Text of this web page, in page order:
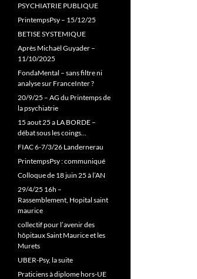
PSYCHIATRIE PUBLIQUE
PrintempsPsy – 15/12/25
BETISE SYSTEMIQUE
Après Michaël Guyader –
11/10/2025
FondaMental – sans filtre ni
analyse sur FranceInter ?
20/9/25 – AG du Printemps de
la psychiatrie
15 aout 25 a LA BORDE –
débat sous les coings…
FIAC 6-7/3/26 Landernerau
PrintempsPsy : communiqué
Colloque de 18 juin 25 à l’AN
29/4/25 16h –
Rassemblement, Hopital saint
maurice
collectif pour l’avenir des
hôpitaux Saint Maurice et les
Murets
UBER-Psy, la suite
Praticiens à diplome hors-UE